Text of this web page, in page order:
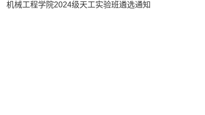
机械工程学院2024级天工实验班遴选通知